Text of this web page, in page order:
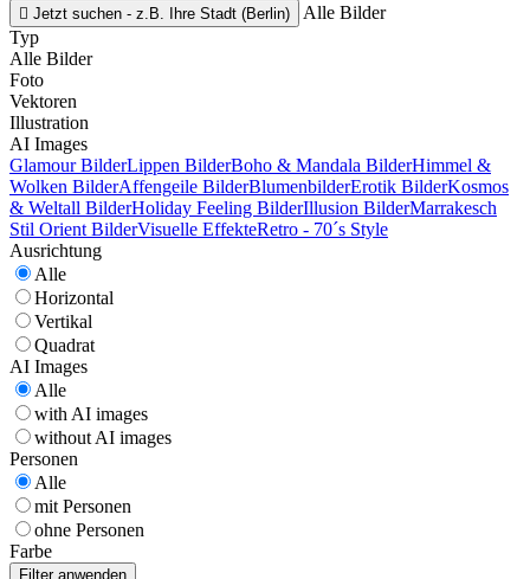
 Jetzt suchen - z.B. Ihre Stadt (Berlin)
Alle Bilder
Typ
Alle Bilder
Foto
Vektoren
Illustration
AI Images
Glamour BilderLippen BilderBoho & Mandala BilderHimmel &
Wolken BilderAffengeile BilderBlumenbilderErotik BilderKosmos
& Weltall BilderHoliday Feeling BilderIllusion BilderMarrakesch
Stil Orient BilderVisuelle EffekteRetro - 70´s Style
Ausrichtung
Alle
Horizontal
Vertikal
Quadrat
AI Images
Alle
with AI images
without AI images
Personen
Alle
mit Personen
ohne Personen
Farbe